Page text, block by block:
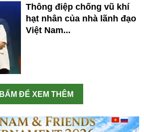
Thông điệp chống vũ khí
hạt nhân của nhà lãnh đạo
Việt Nam...
BẤM ĐỂ XEM THÊM